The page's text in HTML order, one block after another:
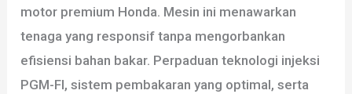
motor premium Honda. Mesin ini menawarkan
tenaga yang responsif tanpa mengorbankan
efisiensi bahan bakar. Perpaduan teknologi injeksi
PGM-FI, sistem pembakaran yang optimal, serta